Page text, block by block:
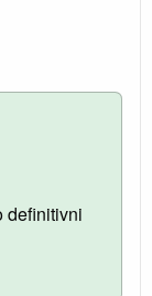
definitivni